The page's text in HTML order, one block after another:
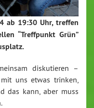
ab 19:30 Uhr, treffen
“Treffpunkt Grün”
diskutieren –
uns etwas trinken,
das kann, aber muss